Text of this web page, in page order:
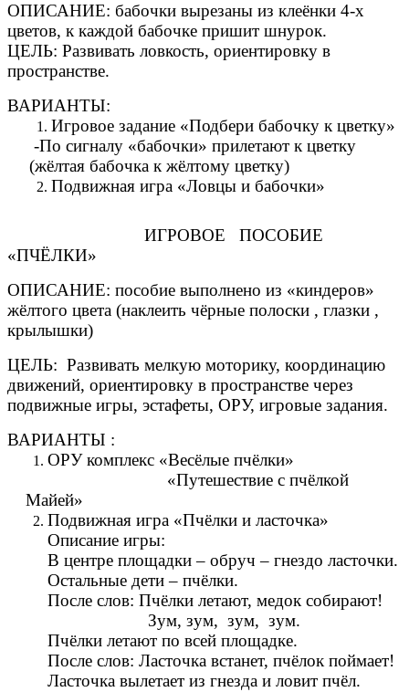
ОПИСАНИЕ: бабочки вырезаны из клеёнки 4-х
цветов, к каждой бабочке пришит шнурок.
ЦЕЛЬ: Развивать ловкость, ориентировку в
пространстве.
ВАРИАНТЫ:
Игровое задание «Подбери бабочку к цветку»
-По сигналу «бабочки» прилетают к цветку
(жёлтая бабочка к жёлтому цветку)
Подвижная игра «Ловцы и бабочки»
ИГРОВОЕ ПОСОБИЕ
«ПЧЁЛКИ»
ОПИСАНИЕ: пособие выполнено из «киндеров»
жёлтого цвета (наклеить чёрные полоски , глазки ,
крылышки)
ЦЕЛЬ: Развивать мелкую моторику, координацию
движений, ориентировку в пространстве через
подвижные игры, эстафеты, ОРУ, игровые задания.
ВАРИАНТЫ :
ОРУ комплекс «Весёлые пчёлки»
«Путешествие с пчёлкой
Майей»
Подвижная игра «Пчёлки и ласточка»
Описание игры:
В центре площадки – обруч – гнездо ласточки.
Остальные дети – пчёлки.
После слов: Пчёлки летают, медок собирают!
Зум, зум, зум, зум.
Пчёлки летают по всей площадке.
После слов: Ласточка встанет, пчёлок поймает!
Ласточка вылетает из гнезда и ловит пчёл.